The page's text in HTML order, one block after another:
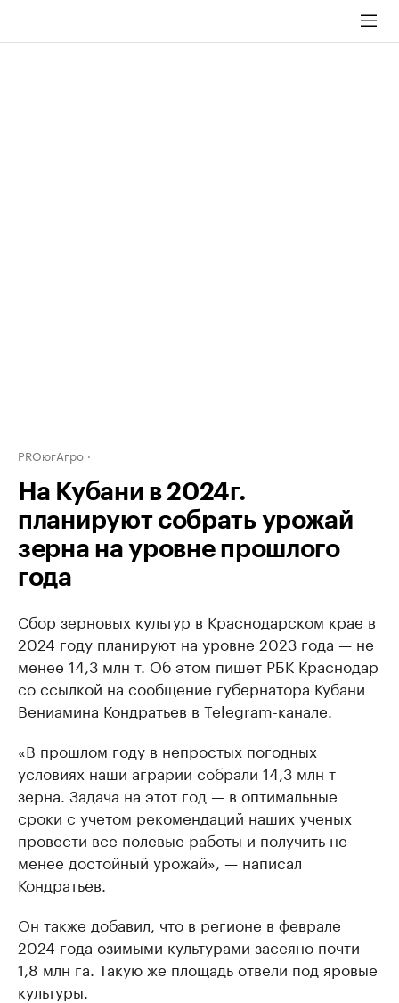
PROюгАгро
На Кубани в 2024г.
планируют собрать урожай
зерна на уровне прошлого
года
Сбор зерновых культур в Краснодарском крае в
2024 году планируют на уровне 2023 года — не
менее 14,3 млн т. Об этом пишет РБК Краснодар
со ссылкой на сообщение губернатора Кубани
Вениамина Кондратьев в Telegram-канале.
«В прошлом году в непростых погодных
условиях наши аграрии собрали 14,3 млн т
зерна. Задача на этот год — в оптимальные
сроки с учетом рекомендаций наших ученых
провести все полевые работы и получить не
менее достойный урожай», — написал
Кондратьев.
Он также добавил, что в регионе в феврале
2024 года озимыми культурами засеяно почти
1,8 млн га. Такую же площадь отвели под яровые
культуры.